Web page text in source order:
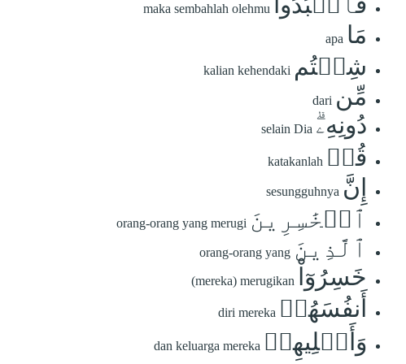
maka sembahlah olehmu
مَا apa
شِئۡتُم kalian kehendaki
مِّن dari
دُونِهِۦۗ selain Dia
قُلۡ katakanlah
إِنَّ sesungguhnya
ٱلۡخَٰسِرِينَ orang-orang yang merugi
ٱلَّذِينَ orang-orang yang
خَسِرُوٓاْ (mereka) merugikan
أَنفُسَهُمۡ diri mereka
وَأَهۡلِيهِمۡ dan keluarga mereka